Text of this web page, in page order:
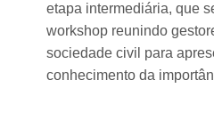
etapa intermediária, que
workshop reunindo
sociedade civil para
conhecimento da